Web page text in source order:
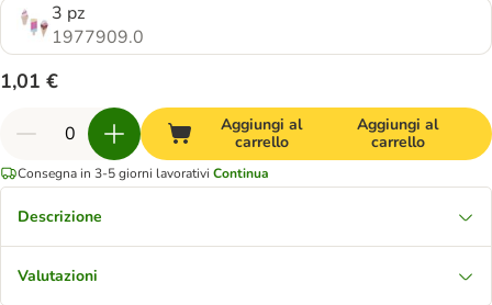
3 pz
1977909.0
1,01 €
Aggiungi al
carrello
Aggiungi al
carrello
Consegna in 3-5 giorni lavorativi Continua
Descrizione
Valutazioni